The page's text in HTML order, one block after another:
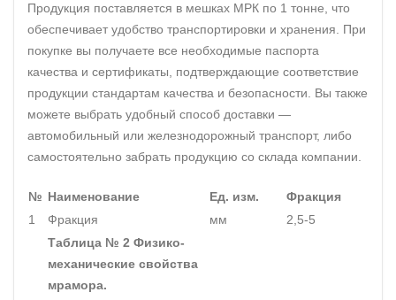
Продукция поставляется в мешках МРК по 1 тонне, что
обеспечивает удобство транспортировки и хранения. При
покупке вы получаете все необходимые паспорта
качества и сертификаты, подтверждающие соответствие
продукции стандартам качества и безопасности. Вы также
можете выбрать удобный способ доставки —
автомобильный или железнодорожный транспорт, либо
самостоятельно забрать продукцию со склада компании.
№ Наименование Ед. изм.
Фракция
1
Фракция мм
2,5-5
Таблица № 2 Физико-
механические свойства
мрамора.